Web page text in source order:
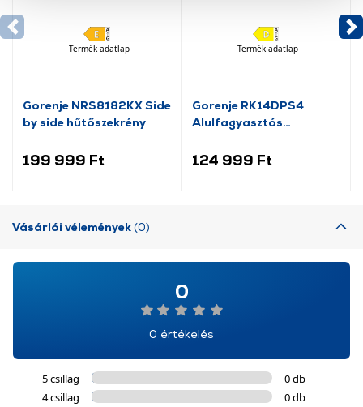
szolgáltatásaink biztosításához szükségesek. Az oldal
használatával Ön elfogadja a cookie-k használatát.
További információk:
Adatvédelem
Termék adatlap
Gorenje NRS8182KX Side
by side hűtőszekrény
199 999 Ft
Termék adatlap
Gorenje RK14DPS4
Alulfagyasztós
124 999 Ft
Vásárlói vélemények(0)
0
0 értékelés
5 csillag
0 db
4 csillag
0 db